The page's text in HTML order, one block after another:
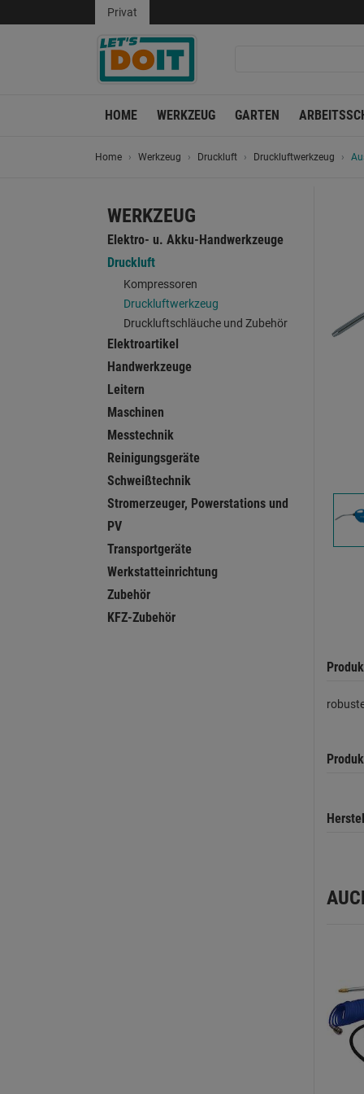
Privat
HOME WERKZEUG GARTEN
Home Werkzeug Druckluft Druckluftwerkzeug
WERKZEUG
Elektro- u. Akku-Handwerkzeuge
Druckluft
Kompressoren
Druckluftwerkzeug
Druckluftschläuche und Zubehör
Elektroartikel
Handwerkzeuge
Leitern
Maschinen
Messtechnik
Reinigungsgeräte
Schweißtechnik
Stromerzeuger, Powerstations und
PV
Transportgeräte
Werkstatteinrichtung
Zubehör
KFZ-Zubehör